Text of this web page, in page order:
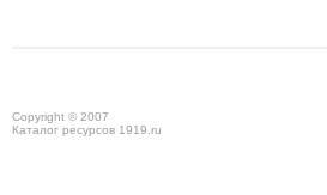
Copyright © 2007
Каталог ресурсов 1919.ru